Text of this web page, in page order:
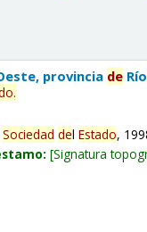
provincia de
.
Sociedad delEstado,
Signatura